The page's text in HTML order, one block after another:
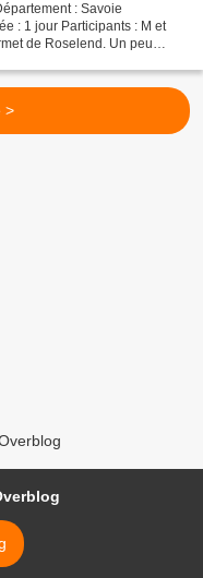
: Savoie
: 1 jour Participants : M et
de Roselend. Un peu
>